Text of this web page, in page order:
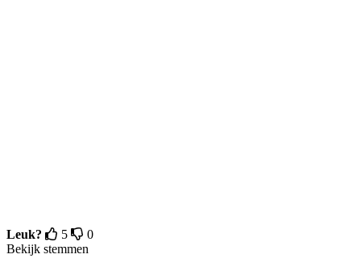
Leuk? 5
0
Bekijk stemmen